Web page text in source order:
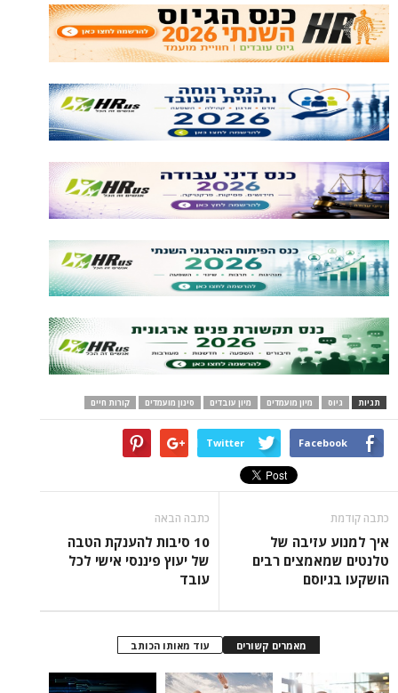
תגיות גיוס מיון מועמדים מיון עובדים סינון מועמדים קורות חיים
Facebook
Twitter
כתבה קודמת
איך למנוע עזיבה של
טלנטים שמאמצים רבים
הושקעו בגיוסם
כתבה הבאה
10 סיבות להענקת הטבה
של יעוץ פיננסי אישי לכל
עובד
מאמרים קשורים עוד מאותו הכותב